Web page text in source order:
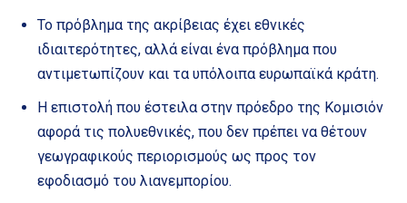
Το πρόβλημα της ακρίβειας έχει εθνικές
ιδιαιτερότητες, αλλά είναι ένα πρόβλημα που
αντιμετωπίζουν και τα υπόλοιπα ευρωπαϊκά κράτη.
Η επιστολή που έστειλα στην πρόεδρο της Κομισιόν
αφορά τις πολυεθνικές, που δεν πρέπει να θέτουν
γεωγραφικούς περιορισμούς ως προς τον
εφοδιασμό του λιανεμπορίου.